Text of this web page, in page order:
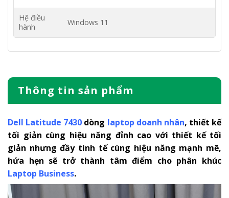
Thông tin sản phẩm
Dell Latitude 7430 dòng laptop doanh nhân, thiết kế
tối giản cùng hiệu năng đỉnh cao với thiết kế tối
giản nhưng đầy tinh tế cùng hiệu năng mạnh mẽ,
hứa hẹn sẽ trở thành tâm điểm cho phân khúc
Laptop Business.
Hệ điều
hành
Windows 11